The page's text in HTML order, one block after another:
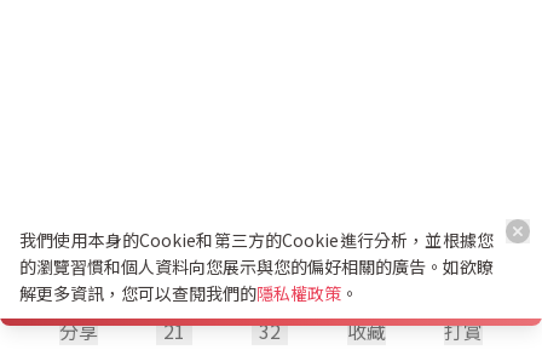
分享 21 32 收藏 打賞
我們使用本身的Cookie和第三方的Cookie進行分析，並根據您
的瀏覽習慣和個人資料向您展示與您的偏好相關的廣告。如欲瞭
解更多資訊，您可以查閱我們的隱私權政策 。